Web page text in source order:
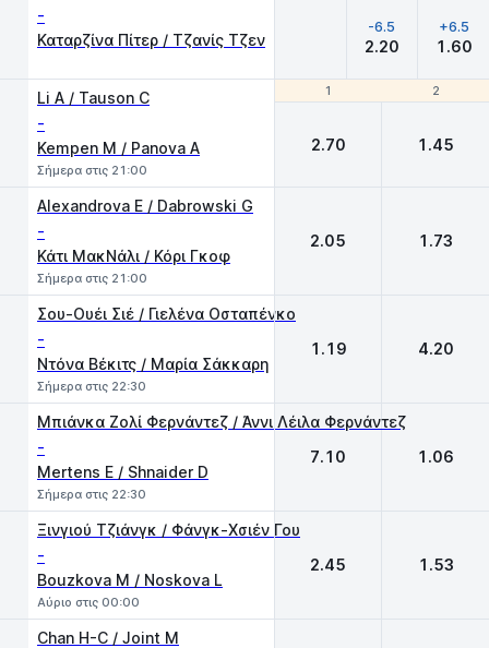
-
Καταρζίνα Πίτερ / Τζανίς Τζεν
-6.5
2.20
+6.5
1.60
1 2
Li A / Tauson C
-
Kempen M / Panova A
Σήμερα στις 21:00
1 2
2.70 1.45
Alexandrova E / Dabrowski G
-
Κάτι ΜακΝάλι / Κόρι Γκοφ
Σήμερα στις 21:00
2.05 1.73
Σου-Ουέι Σιέ / Γιελένα Οσταπένκο
-
Ντόνα Βέκιτς / Μαρία Σάκκαρη
Σήμερα στις 22:30
1.19 4.20
Μπιάνκα Ζολί Φερνάντεζ / Άννι Λέιλα Φερνάντεζ
-
Mertens E / Shnaider D
Σήμερα στις 22:30
7.10 1.06
Ξινγιού Τζιάνγκ / Φάνγκ-Χσιέν Γου
-
Bouzkova M / Noskova L
Αύριο στις 00:00
2.45 1.53
Chan H-C / Joint M